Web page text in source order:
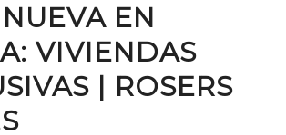
EN
VIVIENDAS
| ROSERS